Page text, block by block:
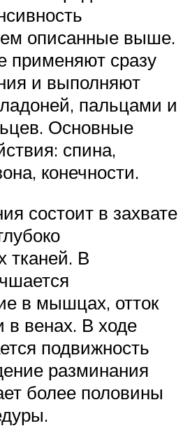
описанные выше.
применяют сразу
и выполняют
пальцами и
Основные
спина,
конечности.
состоит в захвате
тканей. В
в мышцах, отток
венах. В ходе
подвижность
разминания
более половины